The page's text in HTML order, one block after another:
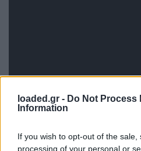
loaded.gr - Do Not Process
Information
If you wish to opt-out of the
processing of your personal or